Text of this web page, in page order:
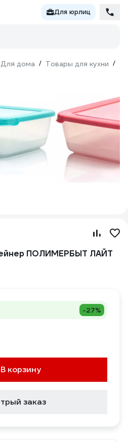
Для юрлиц
Для дома / Товары для кухни /
ПОЛИМЕРБЫТ ЛАЙТ
-27%
В корзину
заказ